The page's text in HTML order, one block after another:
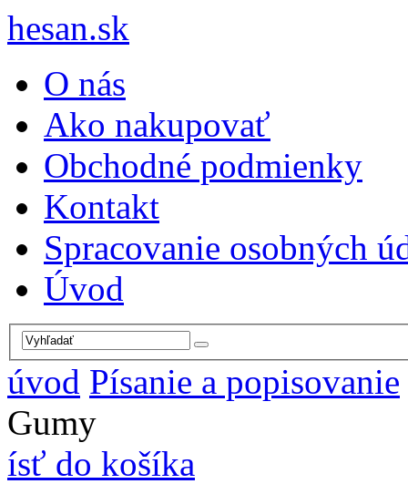
hesan.sk
O nás
Ako nakupovať
Obchodné podmienky
Kontakt
Spracovanie osobných
Úvod
úvod Písanie a popisovanie
Gumy
ísť do košíka